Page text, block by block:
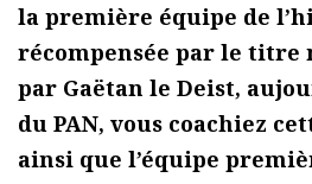
la première équipe de
récompensée par le titre
par Gaëtan le Deist,
du PAN, vous coachiez
ainsi que l’équipe